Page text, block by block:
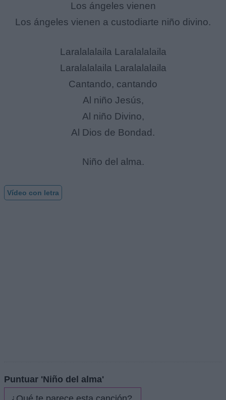
Los ángeles vienen
Los ángeles vienen a custodiarte niño divino.
Laralalalaila Laralalalaila
Laralalalaila Laralalalaila
Cantando, cantando
Al niño Jesús,
Al niño Divino,
Al Dios de Bondad.
Niño del alma.
Vídeo con letra
Puntuar 'Niño del alma'